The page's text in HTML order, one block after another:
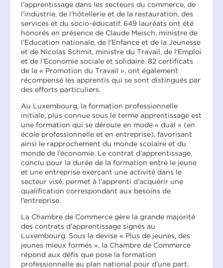
l’apprentissage dans les secteurs du commerce, de
l’industrie, de l’hôtellerie et de la restauration, des
services et du socio-éducatif. 649 lauréats ont été
honorés en présence de Claude Meisch, ministre de
l’Education nationale, de l’Enfance et de la Jeunesse
et de Nicolas Schmit, ministre du Travail, de l’Emploi
et de l’Economie sociale et solidaire. 82 certificats
de la « Promotion du Travail », ont également
récompensé les apprentis qui se sont distingués par
des efforts particuliers.
Au Luxembourg, la formation professionnelle
initiale, plus connue sous le terme apprentissage est
une formation qui se déroule en mode « dual » (en
école professionnelle et en entreprise), favorisant
ainsi le rapprochement du monde scolaire et du
monde de l’économie. Le contrat d’apprentissage,
conclu pour la durée de la formation entre le jeune
et une entreprise exerçant une activité dans le
secteur visé, permet à l’apprenti d’acquérir une
qualification correspondant aux besoins de
l’entreprise.
La Chambre de Commerce gère la grande majorité
des contrats d’apprentissage signés au
Luxembourg. Sous la devise « Plus de jeunes, des
jeunes mieux formés », la Chambre de Commerce
répond aux défis que pose la formation
professionnelle au plan national pour d’une part,